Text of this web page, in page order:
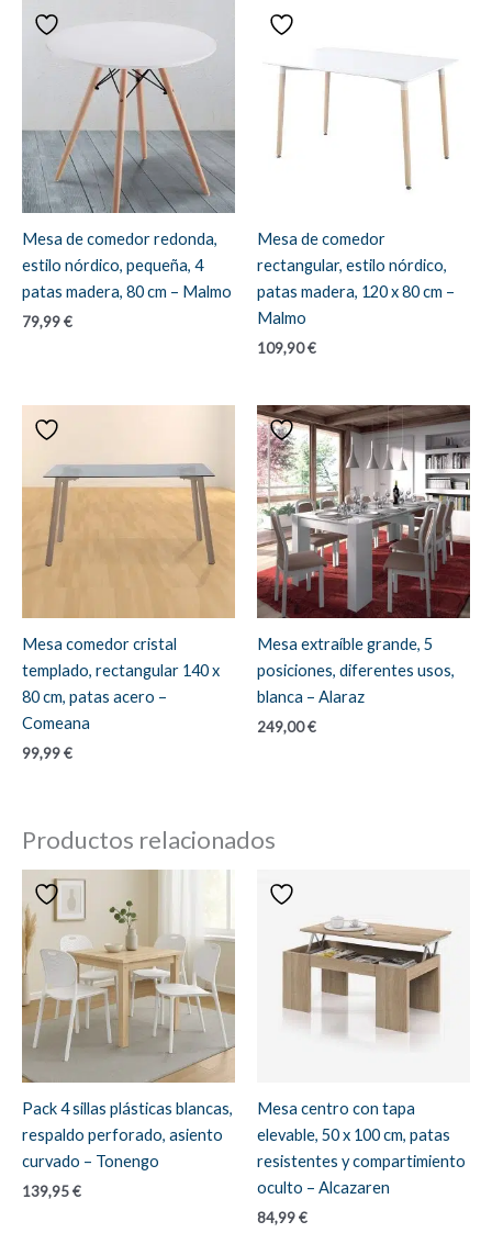
Mesa de comedor redonda,
estilo nórdico, pequeña, 4
patas madera, 80 cm – Malmo
79,99€
Mesa de comedor
rectangular, estilo nórdico,
patas madera, 120 x 80 cm –
Malmo
109,90€
Mesa comedor cristal
templado, rectangular 140 x
80 cm, patas acero –
Comeana
99,99€
Mesa extraíble grande, 5
posiciones, diferentes usos,
blanca – Alaraz
249,00€
Productos relacionados
Pack 4 sillas plásticas blancas,
respaldo perforado, asiento
curvado – Tonengo
139,95€
Mesa centro con tapa
elevable, 50 x 100 cm, patas
resistentes y compartimiento
oculto – Alcazaren
84,99€